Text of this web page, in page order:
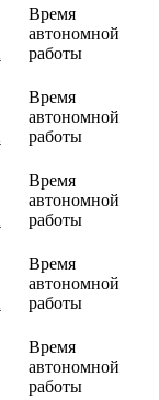
Время
автономной
работы
Время
автономной
работы
Время
автономной
работы
Время
автономной
работы
Время
автономной
работы